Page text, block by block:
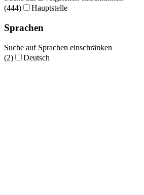
(444)
Hauptstelle
Sprachen
Suche auf Sprachen einschränken
(2)
Deutsch